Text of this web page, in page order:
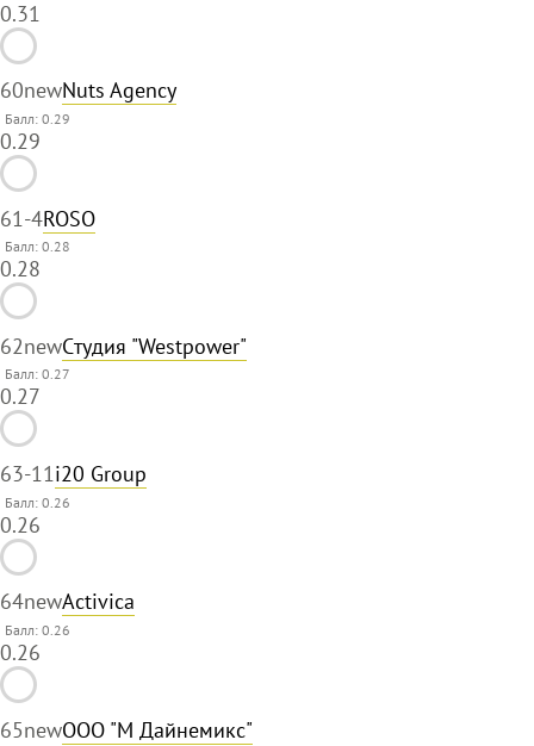
0.31
60newNuts Agency
Балл: 0.29
0.29
61 -4ROSO
Балл: 0.28
0.28
62newCтудия "Westpower"
Балл: 0.27
0.27
63-11i20 Group
Балл: 0.26
0.26
64newActivica
Балл: 0.26
0.26
65newООО "М Дайнемикс"